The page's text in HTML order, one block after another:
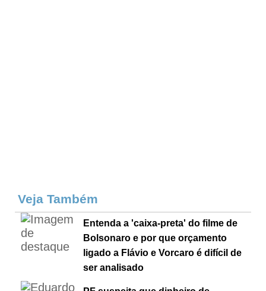
Veja Também
Entenda a 'caixa-preta' do filme de
Bolsonaro e por que orçamento
ligado a Flávio e Vorcaro é difícil de
ser analisado